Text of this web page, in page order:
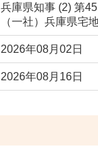
兵庫県知事 (2) 第
（一社）兵庫県宅
2026年08月02日
2026年08月16日